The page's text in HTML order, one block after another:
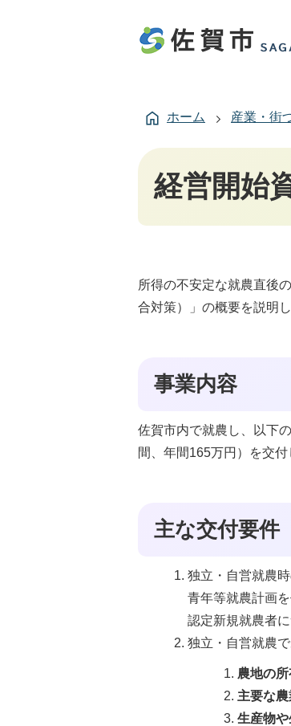
ホーム 産業・街
経営開始
所得の不安定な就農直後
合対策）」の概要を説明し
事業内容
佐賀市内で就農し、以下
間、年間165万円）を交付
主な交付要件
独立・自営就農
青年等就農計画
認定新規就農者
独立・自営就農
農地の
主要な
生産物や